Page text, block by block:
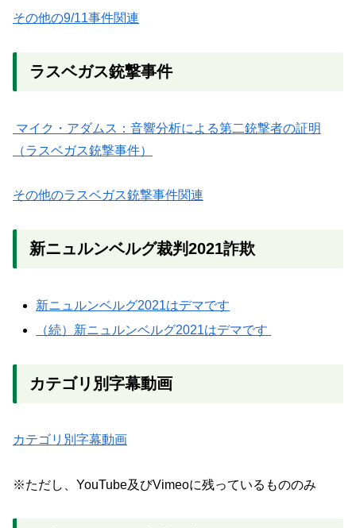
その他の9/11事件関連
ラスベガス銃撃事件
マイク・アダムス：音響分析による第二銃撃者の証明
（ラスベガス銃撃事件）
その他のラスベガス銃撃事件関連
新ニュルンベルグ裁判2021詐欺
新ニュルンベルグ2021はデマです
（続）新ニュルンベルグ2021はデマです
カテゴリ別字幕動画
カテゴリ別字幕動画
※ただし、YouTube及びVimeoに残っているもののみ